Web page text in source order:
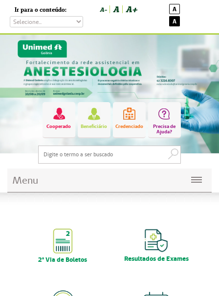
Ir para o conteúdo: A- A A+
A
A
Cooperado Beneficiário Credenciado
Precisa de
Ajuda?
Menu
Serviços On-line
2ª Via de Boletos Resultados de Exames